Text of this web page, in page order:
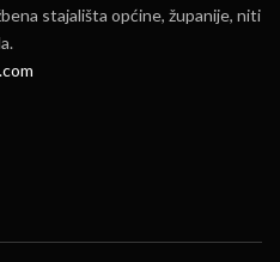
stajališta općine, županije, niti